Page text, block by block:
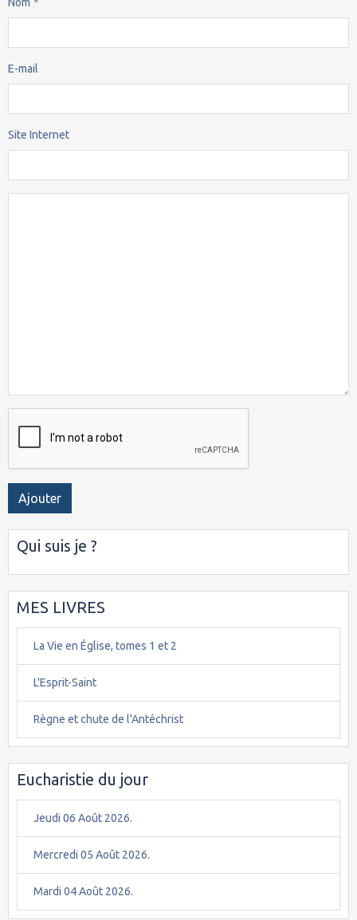
E-mail
Site Internet
Ajouter
Qui suis je ?
MES LIVRES
La Vie en Église, tomes 1 et 2
L'Esprit-Saint
Règne et chute de l'Antéchrist
Eucharistie du jour
Jeudi 06 Août 2026.
Mercredi 05 Août 2026.
Mardi 04 Août 2026.